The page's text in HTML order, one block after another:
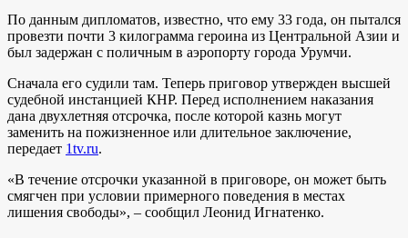
По данным дипломатов, известно, что ему 33 года, он пытался
провезти почти 3 килограмма героина из Центральной Азии и
был задержан с поличным в аэропорту города Урумчи.
Сначала его судили там. Теперь приговор утвержден высшей
судебной инстанцией КНР. Перед исполнением наказания
дана двухлетняя отсрочка, после которой казнь могут
заменить на пожизненное или длительное заключение,
передает 1tv.ru.
«В течение отсрочки указанной в приговоре, он может быть
смягчен при условии примерного поведения в местах
лишения свободы», – сообщил Леонид Игнатенко.